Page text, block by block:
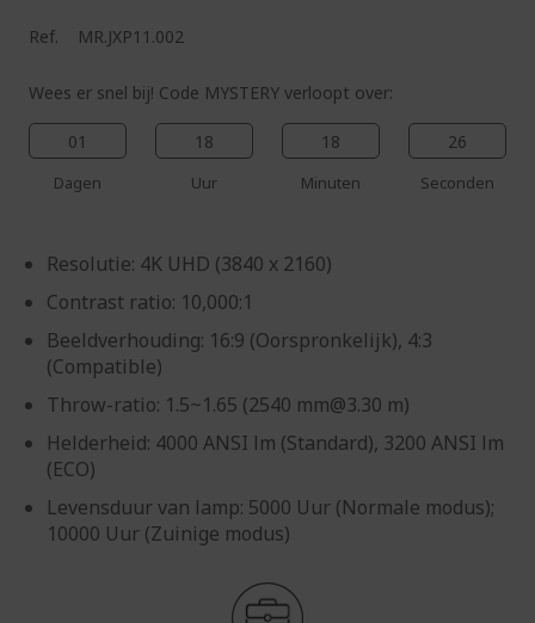
Ref. MR.JXP11.002
Wees er snel bij! Code MYSTERY verloopt over:
01
Dagen
18
Uur
18
Minuten
25
Seconden
Resolutie: 4K UHD (3840 x 2160)
Contrast ratio: 10,000:1
Beeldverhouding: 16:9 (Oorspronkelijk), 4:3
(Compatible)
Throw-ratio: 1.5~1.65 (2540 mm@3.30 m)
Helderheid: 4000 ANSI lm (Standard), 3200 ANSI lm
(ECO)
Levensduur van lamp: 5000 Uur (Normale modus);
10000 Uur (Zuinige modus)